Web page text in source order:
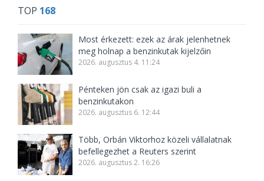
TOP 168
Most érkezett: ezek az árak jelenhetnek
meg holnap a benzinkutak kijelzőin
2026. augusztus 4. 11:24
Pénteken jön csak az igazi buli a
benzinkutakon
2026. augusztus 6. 12:44
Több, Orbán Viktorhoz közeli vállalatnak
befellegezhet a Reuters szerint
2026. augusztus 2. 16:26